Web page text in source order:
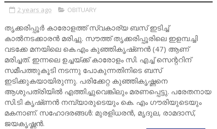
2 years ago OBITUARY
തൃക്കരിപ്പൂർ കാരോളത്ത് സ്വകാര്യ ബസ് ഇടിച്ച്
കാൽനടക്കാരൻ മരിച്ചു. സൗത്ത് തൃക്കരിപ്പൂരിലെ ഇളമ്പച്ചി
വടക്കേ മനയിലെ കെ.എം കുഞ്ഞികൃഷ്‌ണൻ (47) ആണ്
മരിച്ചത്. ഇന്നലെ ഉച്ചയ്ക്ക് കാരോളം സി. എച്ച് സെന്ററിന്
സമീപത്തുകൂടി നടന്നു പോകുന്നതിനിടെ ബസ്
ഇടിക്കുകയായിരുന്നു. പരിക്കേറ്റ കുഞ്ഞികൃഷ്ണനെ
ആശുപത്രിയിൽ എത്തിച്ചുവെങ്കിലും മരണപ്പെട്ടു. പരേതനായ
സി.ടി കൃഷ്‌ണൻ നമ്പ്യാരുടെയും കെ. എം ഗൗരിയുടെയും
മകനാണ്. സഹോദരങ്ങൾ: മുരളിധരൻ, മൃദുല, രാമദാസ്,
ജയകൃഷ്ണൻ.